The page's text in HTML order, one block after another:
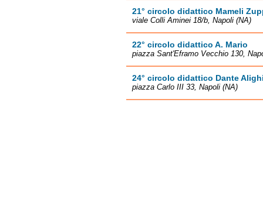
21° circolo didattico Mameli
viale Colli Aminei 18/b, Napoli (NA)
22° circolo didattico A. Mario
piazza Sant'Eframo Vecchio 130,
24° circolo didattico Dante
piazza Carlo III 33, Napoli (NA)